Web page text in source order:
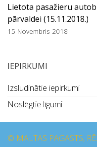
Lietota pasažieru
pārvaldei (15.11.2018.)
15 Novembris 2018
IEPIRKUMI
Izsludinātie iepirkumi
Noslēgtie līgumi
© MALTAS PAGASTS,